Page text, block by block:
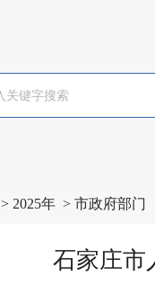
> 2025年 > 市政府部门
石家庄市